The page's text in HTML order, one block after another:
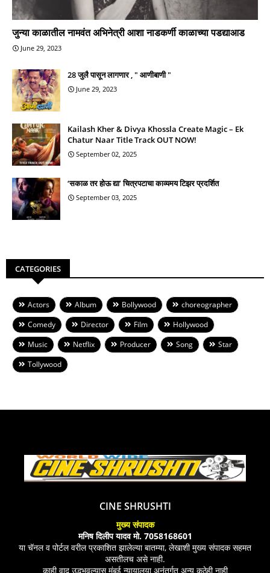
जुन्या काळातील नामवंत अभिनेत्री आशा नाडकर्णी काळाच्या पडद्याआड
June 29, 2023
28 जुलै पासून लागणार , " आणीबाणी "
June 29, 2023
Kailash Kher & Divya Khossla Create Magic – Ek
Chatur Naar Title Track OUT NOW!
September 02, 2025
‘सकाळ तर होऊ द्या’ चित्रपटाचा काव्यमय टिझर प्रदर्शित
September 03, 2025
CATEGORIES
Actors Album Bollywood
choreographer
Comedy
Director Film
Hollywood
Music
Netflix Producer Song
Star
Tollywood
CINE SHRUSHTI
मुख्य संपादक
मनिष दिलीप यादव मो. 7058168601
या चॅनल व पोर्टल वरील प्रकाशित झालेल्या बातम्या, लेखाशी मुख्य संपादक सहमत
असतीलच असे नाही.
काही वाद उद्भभवल्यास मुंबई न्यायालया अनंतर्गत अन्य कुठेही नाही